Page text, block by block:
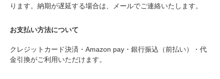
ります。納期が遅延する場合は、メールでご連絡いたします。
お支払い方法について
クレジットカード決済・Amazon pay・銀行振込（前払い）・代
金引換がご利用いただけます。